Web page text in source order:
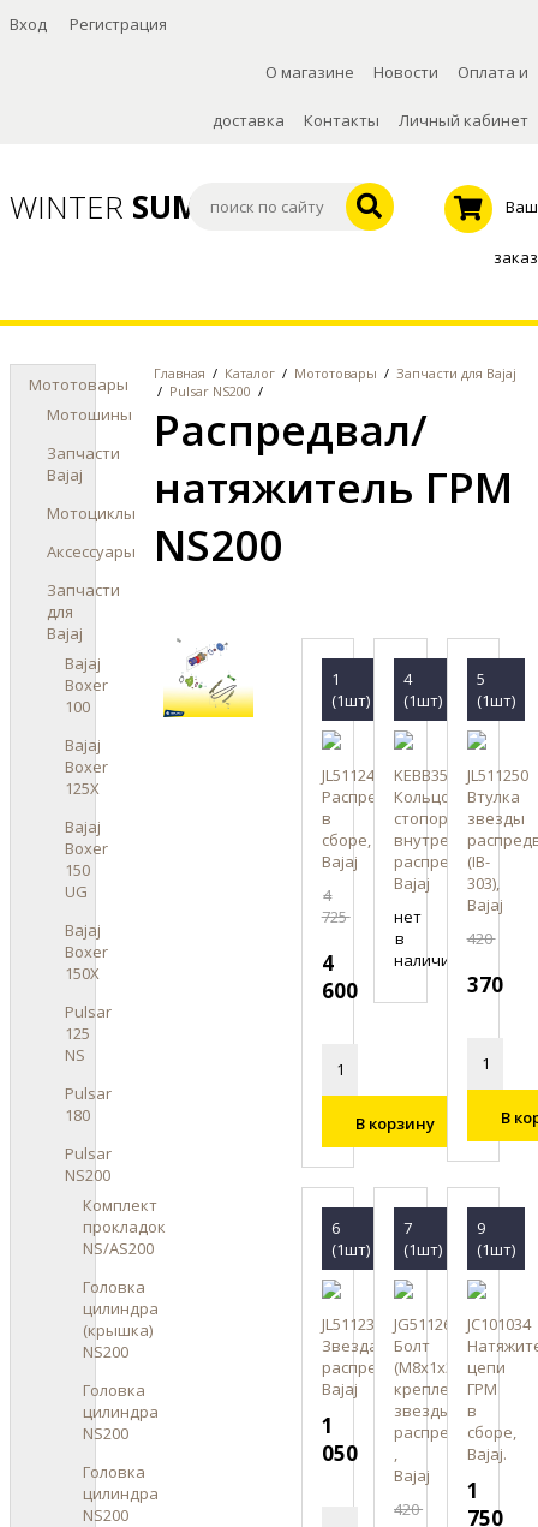
Вход Регистрация
О магазине Новости Оплата и
доставка Контакты Личный кабинет
WINTER SUMMER Ваш
заказ
Мототовары
Мотошины
Запчасти
Bajaj
Мотоциклы
Аксессуары
Запчасти
для
Bajaj
Bajaj
Boxer
100
Bajaj
Boxer
125X
Bajaj
Boxer
150
UG
Bajaj
Boxer
150X
Pulsar
125
NS
Pulsar
180
Pulsar
NS200
Комплект
прокладок
NS/AS200
Головка
цилиндра
(крышка)
NS200
Головка
цилиндра
NS200
Головка
цилиндра
NS200
Главная / Каталог / Мототовары / Запчасти для Bajaj
/ Pulsar NS200 /
Распредвал/
натяжитель ГРМ
NS200
1
(1шт)
JL511241
Распредвал
в
сборе,
Bajaj
4
725
4
600
В корзину
4
(1шт)
KEBB3515
Кольцо
стопорное
внутреннее
распредвала
Bajaj
нет
в
наличии
5
(1шт)
JL511250
Втулка
звезды
(IB-
303),
Bajaj
420
370
В
6
(1шт)
JL511231
Звезда
распредвала,
Bajaj
1
050
7
(1шт)
JG511269
Болт
(М8х1х30)
крепления
звезды
распредвала
,
Bajaj
420
9
(1шт)
JC101034
цепи
ГРМ
в
сборе,
Bajaj.
1
750